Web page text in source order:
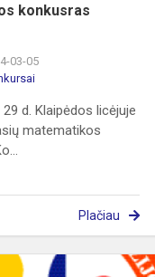
konkusras
03-05
d. Klaipėdos licėjuje
matematikos
Plačiau